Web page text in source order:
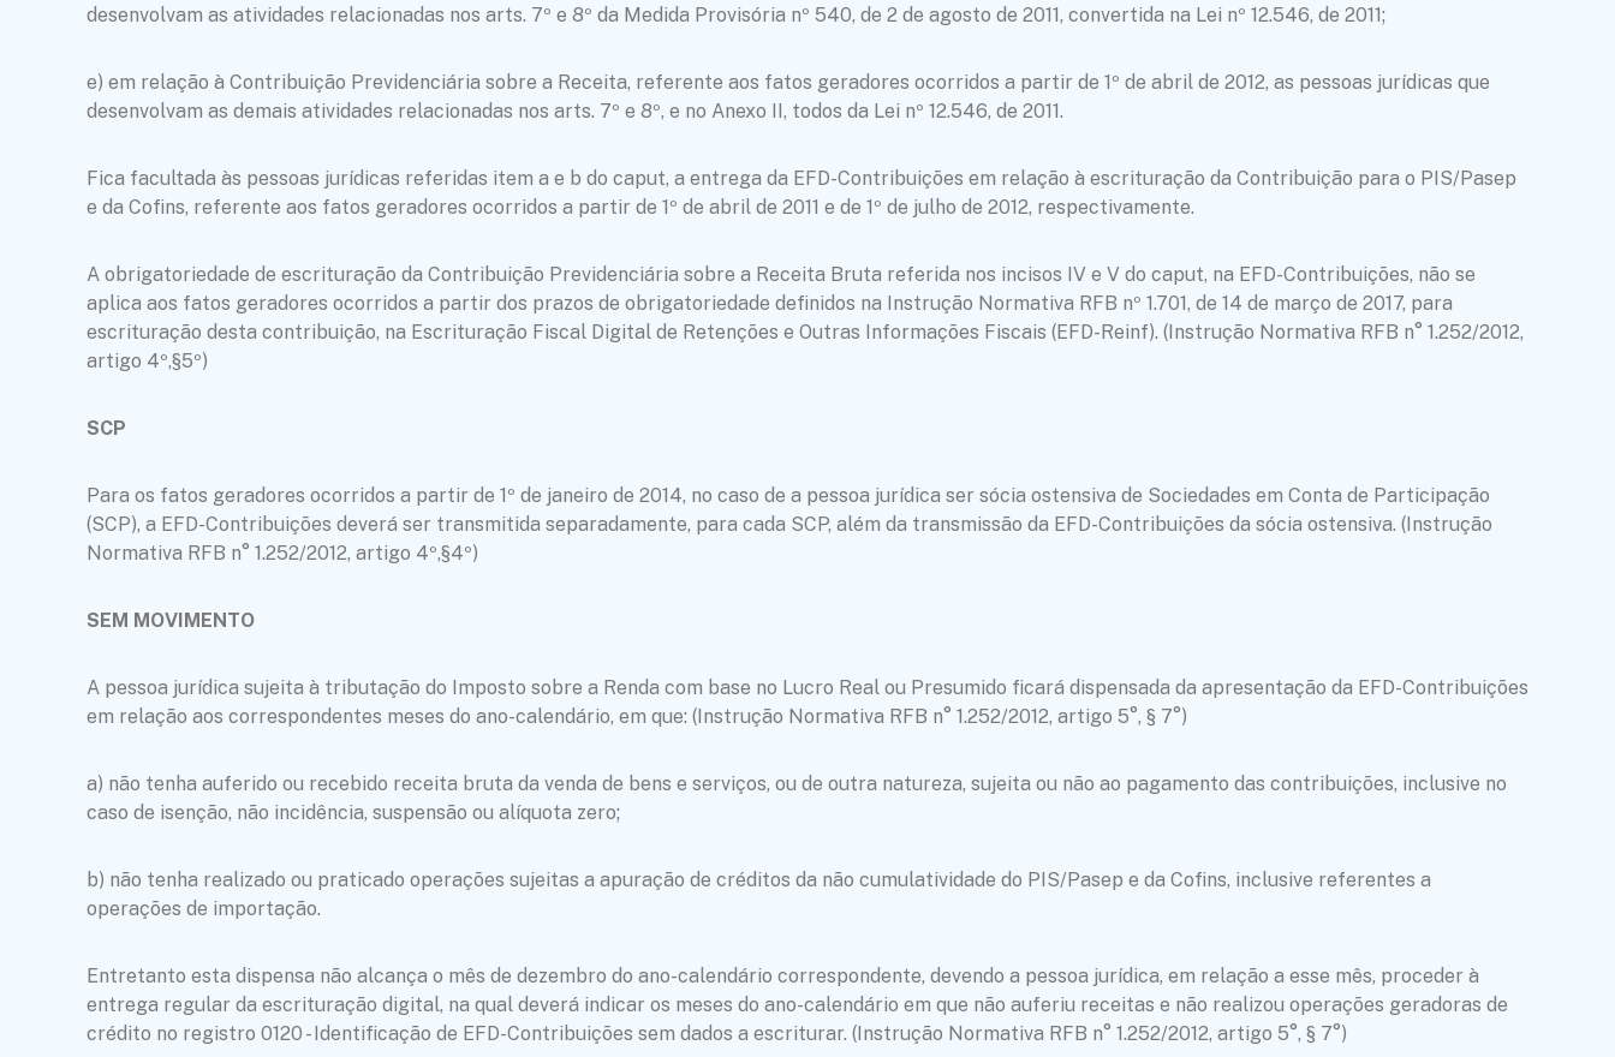
desenvolvam as atividades relacionadas nos arts. 7º e 8º da Medida Provisória nº 540, de 2 de agosto de 2011, convertida na Lei nº 12.546, de 2011;
e) em relação à Contribuição Previdenciária sobre a Receita, referente aos fatos geradores ocorridos a partir de 1º de abril de 2012, as pessoas jurídicas que
desenvolvam as demais atividades relacionadas nos arts. 7º e 8º, e no Anexo II, todos da Lei nº 12.546, de 2011.
Fica facultada às pessoas jurídicas referidas item a e b do caput, a entrega da EFD-Contribuições em relação à escrituração da Contribuição para o PIS/Pasep
e da Cofins, referente aos fatos geradores ocorridos a partir de 1º de abril de 2011 e de 1º de julho de 2012, respectivamente.
A obrigatoriedade de escrituração da Contribuição Previdenciária sobre a Receita Bruta referida nos incisos IV e V do caput, na EFD-Contribuições, não se
aplica aos fatos geradores ocorridos a partir dos prazos de obrigatoriedade definidos na Instrução Normativa RFB nº 1.701, de 14 de março de 2017, para
escrituração desta contribuição, na Escrituração Fiscal Digital de Retenções e Outras Informações Fiscais (EFD-Reinf). (Instrução Normativa RFB n° 1.252/2012,
artigo 4º,§5º)
SCP
Para os fatos geradores ocorridos a partir de 1º de janeiro de 2014, no caso de a pessoa jurídica ser sócia ostensiva de Sociedades em Conta de Participação
(SCP), a EFD-Contribuições deverá ser transmitida separadamente, para cada SCP, além da transmissão da EFD-Contribuições da sócia ostensiva. (Instrução
Normativa RFB n° 1.252/2012, artigo 4º,§4º)
SEM MOVIMENTO
A pessoa jurídica sujeita à tributação do Imposto sobre a Renda com base no Lucro Real ou Presumido ficará dispensada da apresentação da EFD-Contribuições
em relação aos correspondentes meses do ano-calendário, em que: (Instrução Normativa RFB n° 1.252/2012, artigo 5°, § 7°)
a) não tenha auferido ou recebido receita bruta da venda de bens e serviços, ou de outra natureza, sujeita ou não ao pagamento das contribuições, inclusive no
caso de isenção, não incidência, suspensão ou alíquota zero;
b) não tenha realizado ou praticado operações sujeitas a apuração de créditos da não cumulatividade do PIS/Pasep e da Cofins, inclusive referentes a
operações de importação.
Entretanto esta dispensa não alcança o mês de dezembro do ano-calendário correspondente, devendo a pessoa jurídica, em relação a esse mês, proceder à
entrega regular da escrituração digital, na qual deverá indicar os meses do ano-calendário em que não auferiu receitas e não realizou operações geradoras de
crédito no registro 0120 - Identificação de EFD-Contribuições sem dados a escriturar. (Instrução Normativa RFB n° 1.252/2012, artigo 5°, § 7°)